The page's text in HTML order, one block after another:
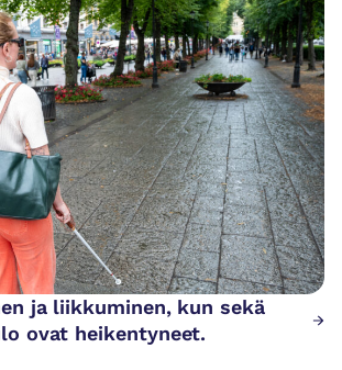
ja liikkuminen, kun sekä
ovat heikentyneet.